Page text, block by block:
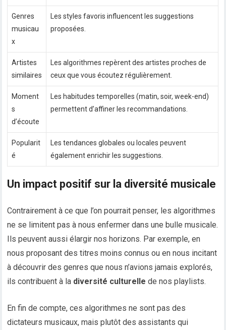
Genres
musicau
x
Les styles favoris influencent les suggestions
proposées.
Artistes
similaires
Les algorithmes repèrent des artistes proches de
ceux que vous écoutez régulièrement.
Moment
s
d’écoute
Les habitudes temporelles (matin, soir, week-end)
permettent d’affiner les recommandations.
Popularit
é
Les tendances globales ou locales peuvent
également enrichir les suggestions.
Un impact positif sur la diversité musicale
Contrairement à ce que l’on pourrait penser, les algorithmes
ne se limitent pas à nous enfermer dans une bulle musicale.
Ils peuvent aussi élargir nos horizons. Par exemple, en
nous proposant des titres moins connus ou en nous incitant
à découvrir des genres que nous n’avions jamais explorés,
ils contribuent à la diversité culturelle de nos playlists.
En fin de compte, ces algorithmes ne sont pas des
dictateurs musicaux, mais plutôt des assistants qui